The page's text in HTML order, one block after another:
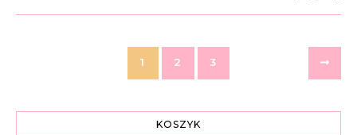
1 2 3
KOSZYK